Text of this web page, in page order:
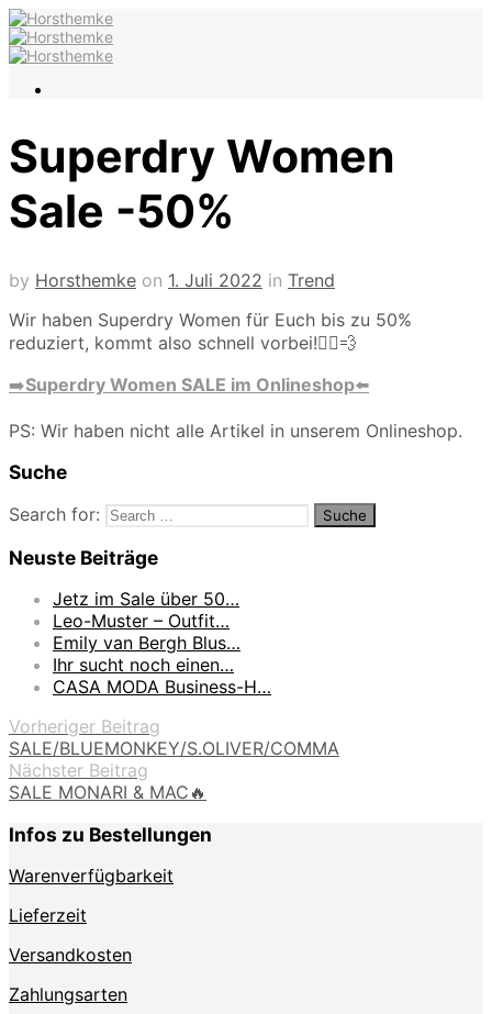
Superdry Women
Sale -50%
by Horsthemke on 1. Juli 2022 in Trend
Wir haben Superdry Women für Euch bis zu 50%
reduziert, kommt also schnell vorbei!🏃‍♀️💨
➡️Superdry Women SALE im Onlineshop⬅️
PS: Wir haben nicht alle Artikel in unserem Onlineshop.
Suche
Search for:
Neuste Beiträge
Jetz im Sale über 50…
Leo-Muster – Outfit…
Emily van Bergh Blus…
Ihr sucht noch einen…
CASA MODA Business-H…
Vorheriger Beitrag
SALE/BLUEMONKEY/S.OLIVER/COMMA
Nächster Beitrag
SALE MONARI & MAC🔥
Infos zu Bestellungen
Warenverfügbarkeit
Lieferzeit
Versandkosten
Zahlungsarten